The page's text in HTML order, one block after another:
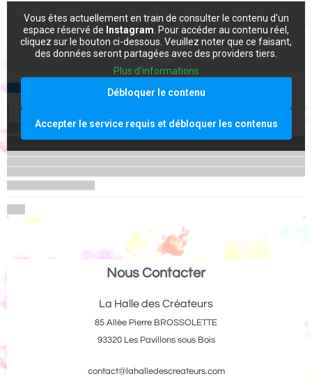
Vous êtes actuellement en train de consulter le contenu d'un
espace réservé de Instagram . Pour accéder au contenu réel,
cliquez sur le bouton ci-dessous. Veuillez noter que ce faisant,
des données seront partagées avec des providers tiers.
Plus d'informations
Débloquer le contenu
Accepter le service requis et débloquer les contenus
Nous Contacter
La Halle des Créateurs
85 Allée Pierre BROSSOLETTE
93320 Les Pavillons sous Bois
contact@lahalledescreateurs.com